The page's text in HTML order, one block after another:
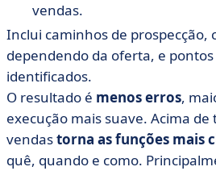
vendas.
Inclui caminhos de prospecção,
dependendo da oferta, e
identificados.
O resultado é menos erros,
execução mais suave. Acima
vendastorna as funções mais
quê, quando e como.